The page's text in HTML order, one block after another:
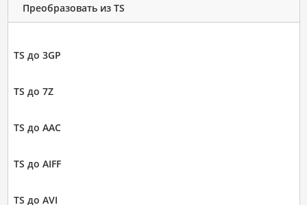
Преобразовать из TS
TS до 3GP
TS до 7Z
TS до AAC
TS до AIFF
TS до AVI